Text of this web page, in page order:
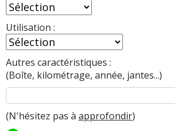
Utilisation :
Autres caractéristiques :
(Boîte, kilométrage, année, jantes...)
(N'hésitez pas à approfondir)